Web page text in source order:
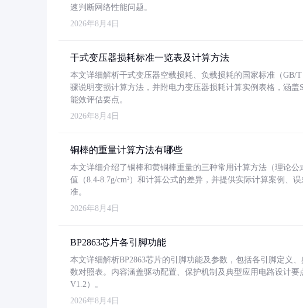
速判断网络性能问题。
2026年8月4日
干式变压器损耗标准一览表及计算方法
本文详细解析干式变压器空载损耗、负载损耗的国家标准（GB/
骤说明变损计算方法，并附电力变压器损耗计算实例表格，涵盖
能效评估要点。
2026年8月4日
铜棒的重量计算方法有哪些
本文详细介绍了铜棒和黄铜棒重量的三种常用计算方法（理论
值（8.4-8.7g/cm³）和计算公式的差异，并提供实际计算案例、
准。
2026年8月4日
BP2863芯片各引脚功能
本文详细解析BP2863芯片的引脚功能及参数，包括各引脚定义
数对照表。内容涵盖驱动配置、保护机制及典型应用电路设计
V1.2）。
2026年8月4日